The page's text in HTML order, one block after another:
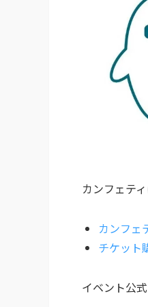
カンフェテ
カンフェ
チケット
イベント公